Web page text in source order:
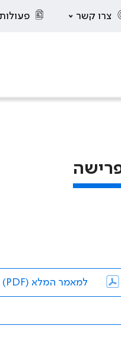
צרו קשר
למאמר המלא (PDF)